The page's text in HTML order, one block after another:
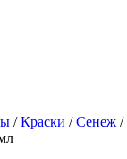
/Краски /Сенеж /